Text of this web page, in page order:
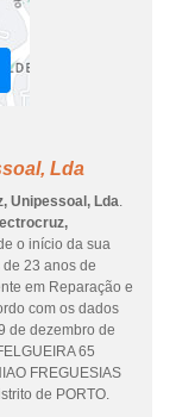
Lda
Unipessoal, Lda.
o início da sua
23 anos de
em Reparação e
com os dados
de dezembro de
65
FREGUESIAS
de PORTO.